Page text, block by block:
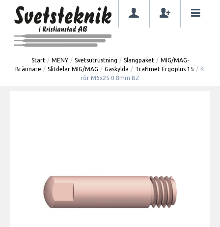
Start / MENY / Svetsutrustning / Slangpaket / MIG/MAG-
Brännare / Slitdelar MIG/MAG / Gaskylda / Trafimet Ergoplus 15 / K-
rör M6x25 0.8mm BZ